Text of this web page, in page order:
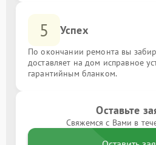
5 Успех
По окончании ремонта вы
доставляет на дом исправное
гарантийным бланком.
Оставьте
Свяжемся с Вами в